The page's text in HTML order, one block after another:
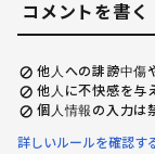
コメントを書く
他人への誹謗中傷
他人に不快感を与
個人情報の入力は
詳しいルールを確認す